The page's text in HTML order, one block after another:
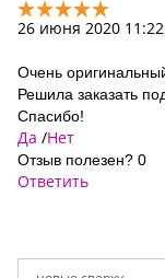
26 июня 2020
Очень
Решила заказать
Спасибо!
Да /Нет
Отзыв полезен? 0
Ответить